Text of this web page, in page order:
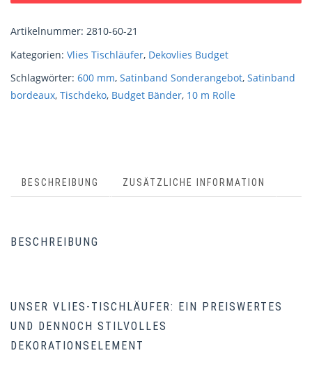
Artikelnummer: 2810-60-21
Kategorien: Vlies Tischläufer, Dekovlies Budget
Schlagwörter: 600 mm, Satinband Sonderangebot, Satinband
bordeaux, Tischdeko, Budget Bänder, 10 m Rolle
BESCHREIBUNG ZUSÄTZLICHE INFORMATION
BESCHREIBUNG
UNSER VLIES-TISCHLÄUFER: EIN PREISWERTES
UND DENNOCH STILVOLLES
DEKORATIONSELEMENT